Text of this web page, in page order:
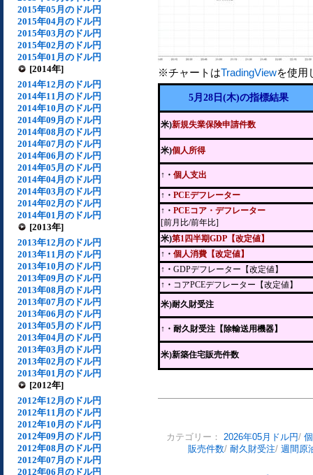
2015年05月のドル円
2015年04月のドル円
2015年03月のドル円
2015年02月のドル円
2015年01月のドル円
[2014年]
2014年12月のドル円
2014年11月のドル円
2014年10月のドル円
2014年09月のドル円
2014年08月のドル円
2014年07月のドル円
2014年06月のドル円
2014年05月のドル円
2014年04月のドル円
2014年03月のドル円
2014年02月のドル円
2014年01月のドル円
[2013年]
2013年12月のドル円
2013年11月のドル円
2013年10月のドル円
2013年09月のドル円
2013年08月のドル円
2013年07月のドル円
2013年06月のドル円
2013年05月のドル円
2013年04月のドル円
2013年03月のドル円
2013年02月のドル円
2013年01月のドル円
[2012年]
2012年12月のドル円
2012年11月のドル円
2012年10月のドル円
2012年09月のドル円
2012年08月のドル円
2012年07月のドル円
2012年06月のドル円
※チャートはTradingViewを使用
5月28日(木)の指標結果
米)新規失業保険申請件数
米)個人所得
↑・ 個人支出
↑・ PCEデフレーター
↑・ PCEコア・デフレーター
[前月比/前年比]
米)第1四半期GDP【改定値】
↑・ 個人消費【改定値】
↑・ GDPデフレーター【改定値】
↑・ コアPCEデフレーター【改定値】
米)耐久財受注
↑ ・耐久財受注【除輸送用機器】
米)新築住宅販売件数
カテゴリー： 2026年05月ドル円/
販売件数/ 耐久財受注/ 週間原